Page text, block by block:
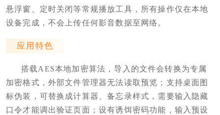
悬浮窗、定时关闭等常规播放工具，所有操作仅在本地
设备完成，不会上传任何影音数据至网络。
应用特色
搭载AES本地加密算法，导入的文件会转换为专属
加密格式，外部文件管理器无法读取预览；支持桌面图
标伪装，可替换成计算器、备忘录样式，需要输入隐藏
口令才能调出验证页面；设有诱饵密码功能，输入预设